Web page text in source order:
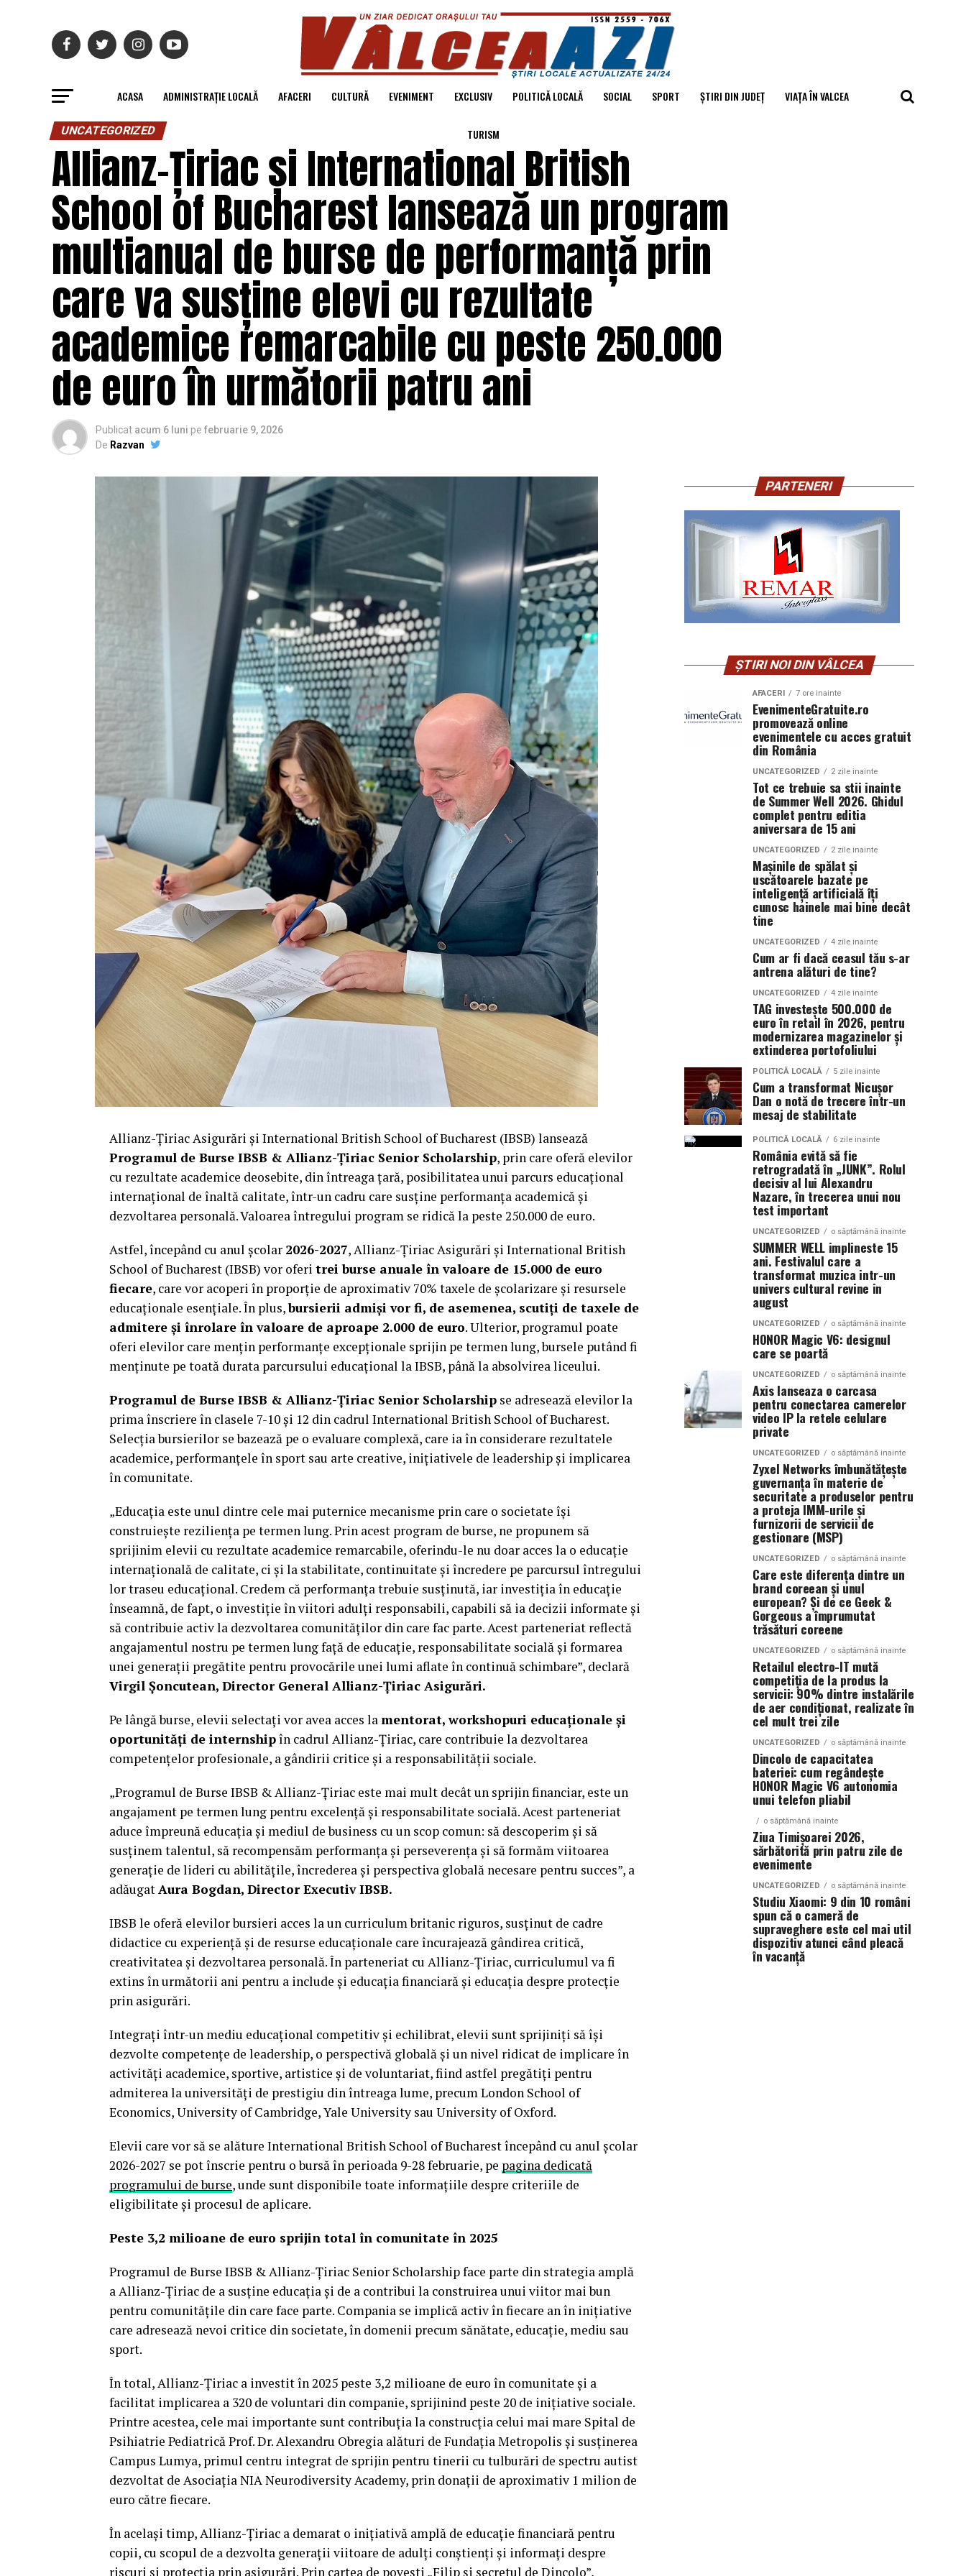
ACASA ADMINISTRAȚIE LOCALĂ AFACERI CULTURĂ EVENIMENT EXCLUSIV POLITICĂ LOCALĂ SOCIAL SPORT ȘTIRI DIN JUDEȚ VIAȚA ÎN VALCEA
TURISM
UNCATEGORIZED
Allianz-Țiriac și International British
School of Bucharest lansează un program
multianual de burse de performanță prin
care va susține elevi cu rezultate
academice remarcabile cu peste 250.000
de euro în următorii patru ani
Publicat acum 6 luni pe februarie 9, 2026
De Razvan
Allianz-Țiriac Asigurări și International British School of Bucharest (IBSB) lansează
Programul de Burse IBSB & Allianz-Țiriac Senior Scholarship, prin care oferă elevilor
cu rezultate academice deosebite, din întreaga țară, posibilitatea unui parcurs educațional
internațional de înaltă calitate, într-un cadru care susține performanța academică și
dezvoltarea personală. Valoarea întregului program se ridică la peste 250.000 de euro.
Astfel, începând cu anul școlar 2026-2027, Allianz-Țiriac Asigurări și International British
School of Bucharest (IBSB) vor oferi trei burse anuale în valoare de 15.000 de euro
fiecare, care vor acoperi în proporție de aproximativ 70% taxele de școlarizare și resursele
educaționale esențiale. În plus,bursierii admiși vor fi, de asemenea, scutiți de taxele de
admitere și înrolare în valoare de aproape 2.000 de euro. Ulterior, programul poate
oferi elevilor care mențin performanțe excepționale sprijin pe termen lung, bursele putând fi
menținute pe toată durata parcursului educațional la IBSB, până la absolvirea liceului.
Programul de Burse IBSB & Allianz-Țiriac Senior Scholarship se adresează elevilor la
prima înscriere în clasele 7-10 și 12 din cadrul International British School of Bucharest.
Selecția bursierilor se bazează pe o evaluare complexă, care ia în considerare rezultatele
academice, performanțele în sport sau arte creative, inițiativele de leadership și implicarea
în comunitate.
„Educația este unul dintre cele mai puternice mecanisme prin care o societate își
construiește reziliența pe termen lung. Prin acest program de burse, ne propunem să
sprijinim elevii cu rezultate academice remarcabile, oferindu-le nu doar acces la o educație
internațională de calitate, ci și la stabilitate, continuitate și încredere pe parcursul întregului
lor traseu educațional. Credem că performanța trebuie susținută, iar investiția în educație
înseamnă, de fapt, o investiție în viitori adulți responsabili, capabili să ia decizii informate și
să contribuie activ la dezvoltarea comunităților din care fac parte. Acest parteneriat reflectă
angajamentul nostru pe termen lung față de educație, responsabilitate socială și formarea
unei generații pregătite pentru provocările unei lumi aflate în continuă schimbare”, declară
Virgil Șoncutean, Director General Allianz-Țiriac Asigurări.
Pe lângă burse, elevii selectați vor avea acces lamentorat, workshopuri educaționale și
oportunități de internshipîn cadrul Allianz-Țiriac, care contribuie la dezvoltarea
competențelor profesionale, a gândirii critice și a responsabilității sociale.
„Programul de Burse IBSB & Allianz-Țiriac este mai mult decât un sprijin financiar, este un
angajament pe termen lung pentru excelență și responsabilitate socială. Acest parteneriat
aduce împreună educația și mediul de business cu un scop comun: să descoperim și să
susținem talentul, să recompensăm performanța și perseverența și să formăm viitoarea
generație de lideri cu abilitățile, încrederea și perspectiva globală necesare pentru succes”, a
adăugatAura Bogdan, Director Executiv IBSB.
IBSB le oferă elevilor bursieri acces la un curriculum britanic riguros, susținut de cadre
didactice cu experiență și de resurse educaționale care încurajează gândirea critică,
creativitatea și dezvoltarea personală. În parteneriat cu Allianz-Țiriac, curriculumul va fi
extins în următorii ani pentru a include și educația financiară și educația despre protecție
prin asigurări.
Integrați într-un mediu educațional competitiv și echilibrat, elevii sunt sprijiniți să își
dezvolte competențe de leadership, o perspectivă globală și un nivel ridicat de implicare în
activități academice, sportive, artistice și de voluntariat, fiind astfel pregătiți pentru
admiterea la universități de prestigiu din întreaga lume, precum London School of
Economics, University of Cambridge, Yale University sau University of Oxford.
Elevii care vor să se alăture International British School of Bucharest începând cu anul școlar
2026-2027 se pot înscrie pentru o bursă în perioada 9-28 februarie, pe pagina dedicată
programului de burse, unde sunt disponibile toate informațiile despre criteriile de
eligibilitate și procesul de aplicare.
Peste 3,2 milioane de euro sprijin total în comunitate în 2025
Programul de Burse IBSB & Allianz-Țiriac Senior Scholarship face parte din strategia amplă
a Allianz-Țiriac de a susține educația și de a contribui la construirea unui viitor mai bun
pentru comunitățile din care face parte. Compania se implică activ în fiecare an în inițiative
care adresează nevoi critice din societate, în domenii precum sănătate, educație, mediu sau
sport.
În total, Allianz-Țiriac a investit în 2025 peste 3,2 milioane de euro în comunitate și a
facilitat implicarea a 320 de voluntari din companie, sprijinind peste 20 de inițiative sociale.
Printre acestea, cele mai importante sunt contribuția la construcția celui mai mare Spital de
Psihiatrie Pediatrică Prof. Dr. Alexandru Obregia alături de Fundația Metropolis și susținerea
Campus Lumya, primul centru integrat de sprijin pentru tinerii cu tulburări de spectru autist
dezvoltat de Asociația NIA Neurodiversity Academy, prin donații de aproximativ 1 milion de
euro către fiecare.
În același timp, Allianz-Țiriac a demarat o inițiativă amplă de educație financiară pentru
copii, cu scopul de a dezvolta generații viitoare de adulți conștienți și informați despre
riscuri și protecția prin asigurări. Prin cartea de povești „Filip și secretul de Dincolo”,
PARTENERI
ȘTIRI NOI DIN VÂLCEA
AFACERI 7 ore inainte
EvenimenteGratuite.ro
promovează online
evenimentele cu acces gratuit
din România
UNCATEGORIZED 2 zile inainte
Tot ce trebuie sa stii inainte
de Summer Well 2026. Ghidul
complet pentru editia
aniversara de 15 ani
UNCATEGORIZED 2 zile inainte
Mașinile de spălat și
uscătoarele bazate pe
inteligență artificială îți
cunosc hainele mai bine decât
tine
UNCATEGORIZED 4 zile inainte
Cum ar fi dacă ceasul tău s-ar
antrena alături de tine?
UNCATEGORIZED 4 zile inainte
TAG investește 500.000 de
euro în retail în 2026, pentru
modernizarea magazinelor și
extinderea portofoliului
POLITICĂ LOCALĂ 5 zile inainte
Cum a transformat Nicușor
Dan o notă de trecere într-un
mesaj de stabilitate
POLITICĂ LOCALĂ 6 zile inainte
România evită să fie
retrogradată în „JUNK”. Rolul
decisiv al lui Alexandru
Nazare, în trecerea unui nou
test important
UNCATEGORIZED o săptămână inainte
SUMMER WELL implineste 15
ani. Festivalul care a
transformat muzica intr-un
univers cultural revine in
august
UNCATEGORIZED o săptămână inainte
HONOR Magic V6: designul
care se poartă
UNCATEGORIZED o săptămână inainte
Axis lanseaza o carcasa
pentru conectarea camerelor
video IP la retele celulare
private
UNCATEGORIZED o săptămână inainte
Zyxel Networks îmbunătățește
guvernanța în materie de
securitate a produselor pentru
a proteja IMM-urile și
furnizorii de servicii de
gestionare (MSP)
UNCATEGORIZED o săptămână inainte
Care este diferența dintre un
brand coreean și unul
european? Și de ce Geek &
Gorgeous a împrumutat
trăsături coreene
UNCATEGORIZED o săptămână inainte
Retailul electro-IT mută
competiția de la produs la
servicii: 90% dintre instalările
de aer condiționat, realizate în
cel mult trei zile
UNCATEGORIZED o săptămână inainte
Dincolo de capacitatea
bateriei: cum regândește
HONOR Magic V6 autonomia
unui telefon pliabil
o săptămână inainte
Ziua Timișoarei 2026,
sărbătorită prin patru zile de
evenimente
UNCATEGORIZED o săptămână inainte
Studiu Xiaomi: 9 din 10 români
spun că o cameră de
supraveghere este cel mai util
dispozitiv atunci când pleacă
în vacanță